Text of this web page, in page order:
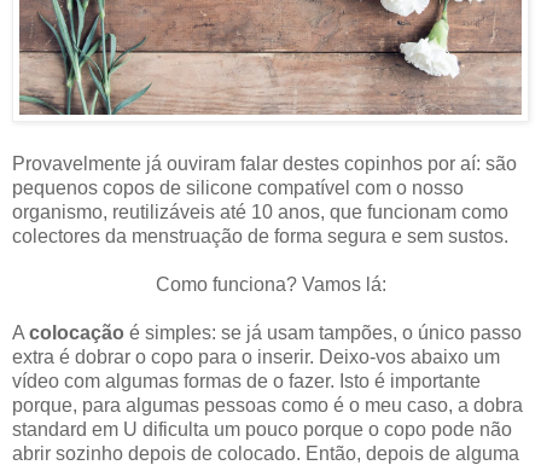
Provavelmente já ouviram falar destes copinhos por aí: são
pequenos copos de silicone compatível com o nosso
organismo, reutilizáveis até 10 anos, que funcionam como
colectores da menstruação de forma segura e sem sustos.
Como funciona? Vamos lá:
A colocação é simples: se já usam tampões, o único passo
extra é dobrar o copo para o inserir. Deixo-vos abaixo um
vídeo com algumas formas de o fazer. Isto é importante
porque, para algumas pessoas como é o meu caso, a dobra
standard em U dificulta um pouco porque o copo pode não
abrir sozinho depois de colocado. Então, depois de alguma